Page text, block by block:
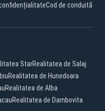
Cod de conduită
StarRealitatea de Salaj
Realitatea de Hunedoara
Realitatea de Alba
Realitatea de Dambovita